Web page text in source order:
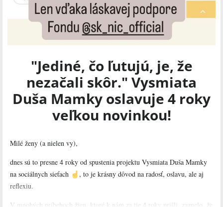
"Jediné, čo ľutujú, je, že
nezačali skôr." Vysmiata
Duša Mamky oslavuje 4 roky
veľkou novinkou!
Milé ženy (a nielen vy),
dnes sú to presne 4 roky od spustenia projektu Vysmiata Duša Mamky
na sociálnych sieťach
️, to je krásny dôvod na radosť, oslavu, ale aj
reflexiu.
V mnohých príbehoch žien, ktoré k nám za tie 4 roky prišli, zaznelo, že